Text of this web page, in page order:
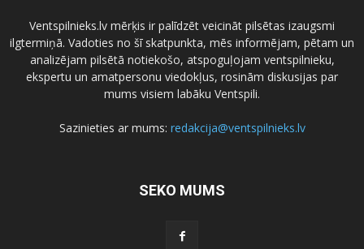
Ventspilnieks.lv mērķis ir palīdzēt veicināt pilsētas izaugsmi
ilgtermiņā. Vadoties no šī skatpunkta, mēs informējam, pētam un
analizējam pilsētā notiekošo, atspoguļojam ventspilnieku,
ekspertu un amatpersonu viedokļus, rosinām diskusijas par
mums visiem labāku Ventspili.
Sazinieties ar mums: redakcija@ventspilnieks.lv
SEKO MUMS